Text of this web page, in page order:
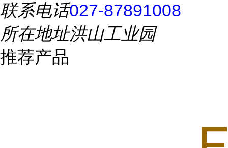
联系电话027-87891008
所在地址洪山工业园
推荐产品